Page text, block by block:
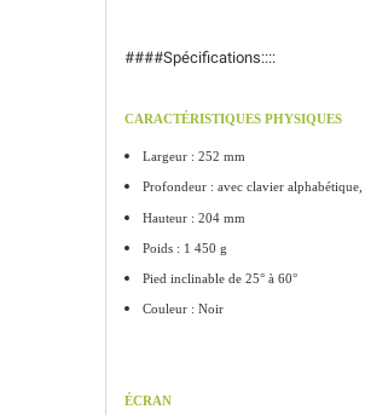
####Spécifications::::
CARACTÉRISTIQUES PHYSIQUES
Largeur : 252 mm
Profondeur : avec clavier alphabétique,
Hauteur : 204 mm
Poids : 1 450 g
Pied inclinable de 25° à 60°
Couleur : Noir
ÉCRAN